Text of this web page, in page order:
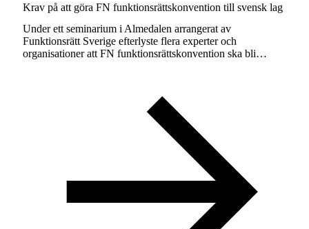
Krav på att göra FN funktionsrättskonvention till svensk lag
Under ett seminarium i Almedalen arrangerat av
Funktionsrätt Sverige efterlyste flera experter och
organisationer att FN funktionsrättskonvention ska bli…